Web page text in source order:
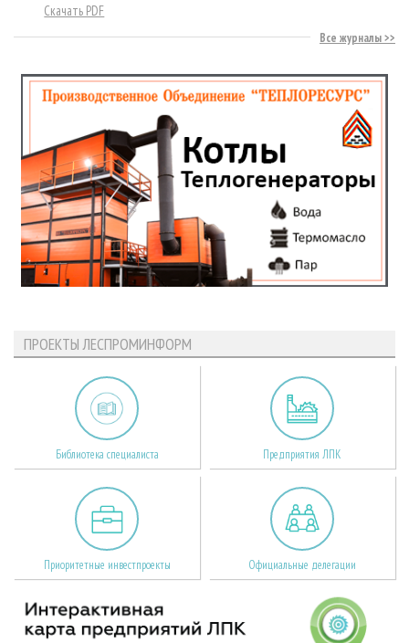
Скачать PDF
Все журналы
ПРОЕКТЫ ЛЕСПРОМИНФОРМ
Библиотека специалиста Предприятия ЛПК
Приоритетные инвестпроекты Официальные делегации